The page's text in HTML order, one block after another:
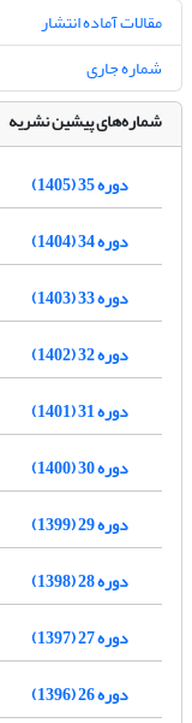
مقالات آماده انتشار
شماره جاری
شماره‌های پیشین نشریه
دوره 35 (1405)
دوره 34 (1404)
دوره 33 (1403)
دوره 32 (1402)
دوره 31 (1401)
دوره 30 (1400)
دوره 29 (1399)
دوره 28 (1398)
دوره 27 (1397)
دوره 26 (1396)